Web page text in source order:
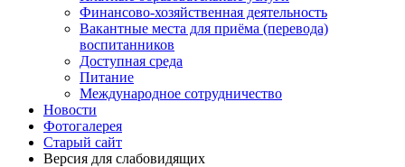
Финансово-хозяйственная деятельность
Вакантные места для приёма (перевода)
воспитанников
Доступная среда
Питание
Международное сотрудничество
Новости
Фотогалерея
Старый сайт
Версия для слабовидящих